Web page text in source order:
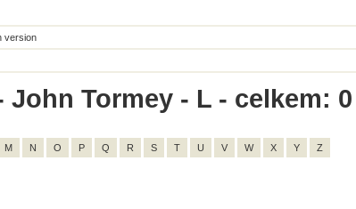
version
John Tormey - L - celkem: 0
M N O P Q R S T U V W X Y Z